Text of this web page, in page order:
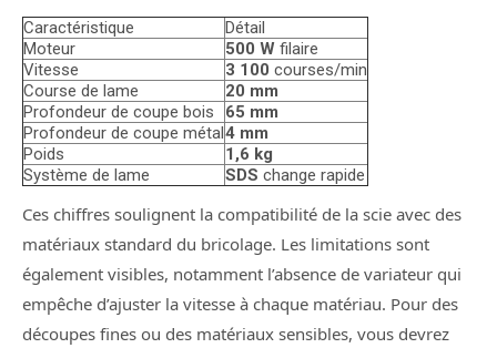
Caractéristique
Détail
Moteur
500 W filaire
Vitesse
3 100 courses/min
Course de lame
20 mm
Profondeur de coupe bois
65 mm
Profondeur de coupe métal4 mm
Poids
1,6 kg
Système de lame
SDS change rapide
Ces chiffres soulignent la compatibilité de la scie avec des
matériaux standard du bricolage. Les limitations sont
également visibles, notamment l’absence de variateur qui
empêche d’ajuster la vitesse à chaque matériau. Pour des
découpes fines ou des matériaux sensibles, vous devrez